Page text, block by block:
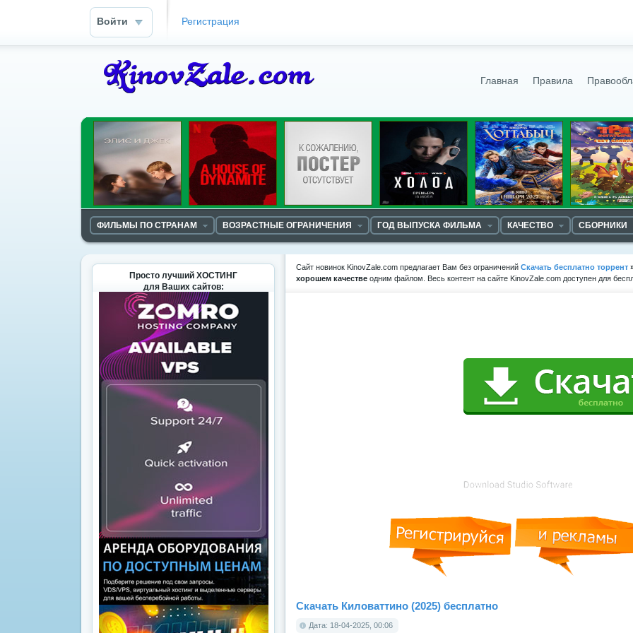
Войти Регистрация
Главная Правила
ФИЛЬМЫ ПО СТРАНАМ ВОЗРАСТНЫЕ ОГРАНИЧЕНИЯ ГОД ВЫПУСКА ФИЛЬМА КАЧЕСТВО СБОРНИКИ
Сайт новинок KinovZale.com предлагает Вам без ограничений Скачать бесплатно торрент
хорошем качестве одним файлом. Весь контент на сайте KinovZale.com доступен для
Скачать Киловаттино (2025) бесплатно
Дата: 18-04-2025, 00:06
Просто лучший ХОСТИНГ
для Ваших сайтов: